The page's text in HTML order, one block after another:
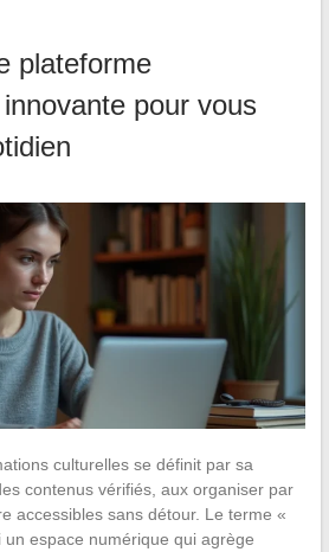
plateforme
innovante pour vous
culturelles se définit par sa
contenus vérifiés, aux organiser par
accessibles sans détour. Le terme «
espace numérique qui agrège